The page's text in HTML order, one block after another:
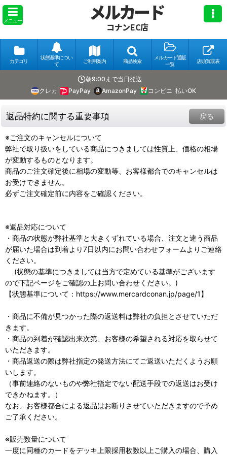
メニュー メルカード
コナンEC店
カテゴリ
状態基準につい
て
ご利用案内 商品検索
メルカード通販
一覧
店頭買取表
朝9:00まで当日発送
クレカ
PayPay AmazonPay コンビニ 払いOK
返品特約に関する重要事項 戻る
※ご注文のキャンセルについて
弊社で取り扱いをしている商品につきましては性質上、価格の相場
が変動するものとなります。
商品のご注文確定後に相場の変動等、お客様都合でのキャンセルは
お受けできません。
必ずご注文確定前に内容をご確認ください。
※返品対応について
・商品の状態が弊社基準と大きくずれている場合、注文と違う商品
が届いた場合は到着より7日以内にお問い合わせフォームよりご連絡
ください。
(状態の基準につきましては当方で定めている基準がございます
ので下記ページをご確認の上お問い合わせください。)
【状態基準について：https://www.mercardconan.jp/page/1】
・商品に不備が見つかった際の返送料は弊社の負担とさせていただ
きます。
・商品の到着が確認出来次第、お客様の希望される対応を取らせて
いただきます。
・商品返送の際は弊社指定の発送方法にてご返送いただくようお願
いします。
（事前連絡のないものや弊社指定でない配送手段での返送はお受け
できかねます。）
なお、お客様都合による返品はお断りさせていただきますので予め
ご了承ください。
※販売数量について
一度に同種のカードをデッキ上限採用枚数以上ご購入の場合、購入